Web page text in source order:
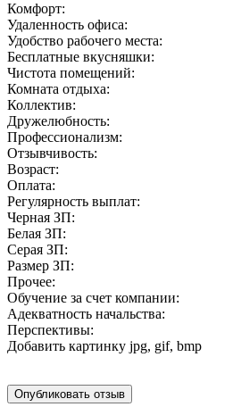
Комфорт:
Удаленность офиса:
Удобство рабочего места:
Бесплатные вкусняшки:
Чистота помещений:
Комната отдыха:
Коллектив:
Дружелюбность:
Профессионализм:
Отзывчивость:
Возраст:
Оплата:
Регулярность выплат:
Черная ЗП:
Белая ЗП:
Серая ЗП:
Размер ЗП:
Прочее:
Обучение за счет компании:
Адекватность начальства:
Перспективы:
Добавить картинку jpg, gif, bmp